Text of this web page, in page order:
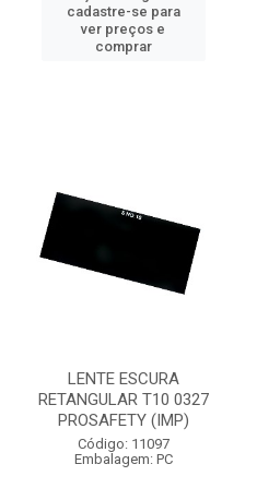
cadastre-se para
ver preços e
comprar
LENTE ESCURA
RETANGULAR T10 0327
PROSAFETY (IMP)
Código: 11097
Embalagem: PC